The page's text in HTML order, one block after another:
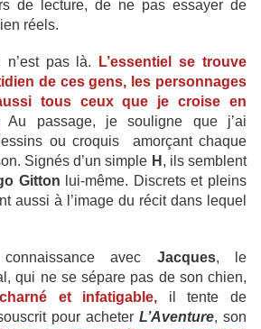
de lecture, de ne pas essayer de
réels.
n’est pas là.
L’essentiel se trouve
de ces gens, les personnages
tous ceux que je croise en
passage, je souligne que j’ai
ou croquis amorçant chaque
Signés d’un simple H , ils semblent
Gitton lui-même. Discrets et pleins
aussi à l’image du récit dans lequel
avec Jacques, le
qui ne se sépare pas de son chien,
et infatigable, il tente de
pour acheter L’Aventure, son